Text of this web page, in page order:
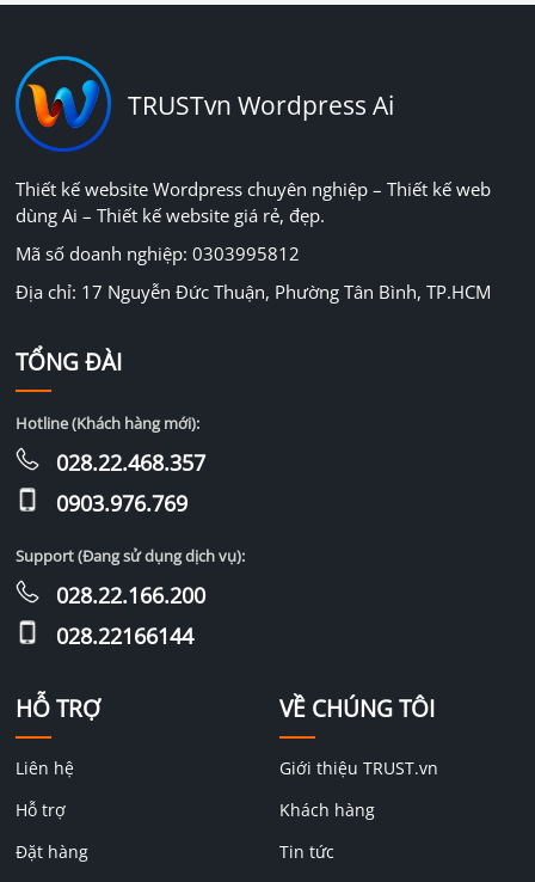
TRUSTvn Wordpress Ai
Thiết kế website Wordpress chuyên nghiệp – Thiết kế web
dùng Ai – Thiết kế website giá rẻ, đẹp.
Mã số doanh nghiệp: 0303995812
Địa chỉ: 17 Nguyễn Đức Thuận, Phường Tân Bình, TP.HCM
HỖ TRỢ
Liên hệ
Hỗ trợ
Đặt hàng
VỀ CHÚNG TÔI
Giới thiệu TRUST.vn
Khách hàng
Tin tức
TỔNG ĐÀI
Hotline (Khách hàng mới):
028.22.468.357
0903.976.769
Support (Đang sử dụng dịch vụ):
028.22.166.200
028.22166144